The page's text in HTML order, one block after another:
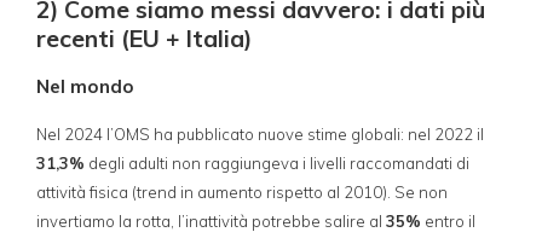
2) Come siamo messi davvero: i dati più
recenti (EU + Italia)
Nel mondo
Nel 2024 l’OMS ha pubblicato nuove stime globali: nel 2022 il
31,3% degli adulti non raggiungeva i livelli raccomandati di
attività fisica (trend in aumento rispetto al 2010). Se non
invertiamo la rotta, l’inattività potrebbe salire al 35% entro il